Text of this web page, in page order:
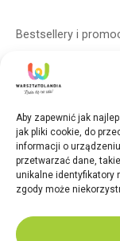
Aby zapewnić jak
jak pliki cookie, do
informacji o
przetwarzać dane,
unikalne identyfikatory
zgody może
Bestsellery i
POTWORKI
Dodaj do
2026